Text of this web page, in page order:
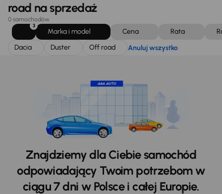
road na sprzedaż
0 samochodów
3
Marka i model Cena Rata
Dacia
Duster Off road Anuluj wszystko
Znajdziemy dla Ciebie samochód
odpowiadający Twoim potrzebom w
ciągu 7 dni w Polsce i całej Europie.